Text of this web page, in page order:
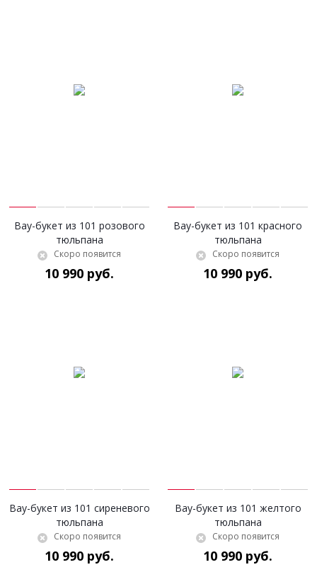
Вау-букет из 101 розового
тюльпана
Скоро появится
10 990 руб.
Вау-букет из 101 красного
тюльпана
Скоро появится
10 990 руб.
Вау-букет из 101 сиреневого
тюльпана
Скоро появится
10 990 руб.
Вау-букет из 101 желтого
тюльпана
Скоро появится
10 990 руб.